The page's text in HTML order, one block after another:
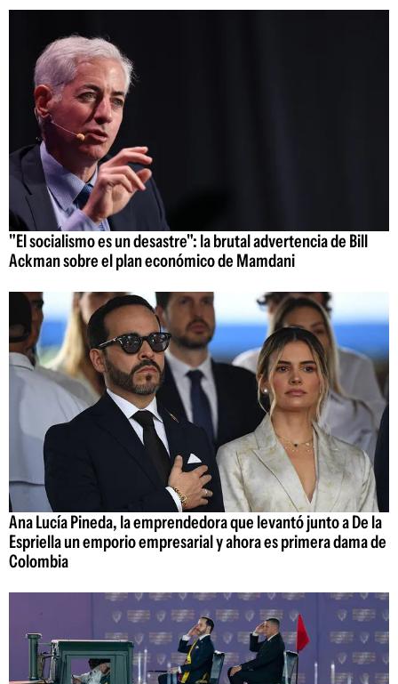
"El socialismo es un desastre": la brutal advertencia de Bill
Ackman sobre el plan económico de Mamdani
Ana Lucía Pineda, la emprendedora que levantó junto a De la
Espriella un emporio empresarial y ahora es primera dama de
Colombia